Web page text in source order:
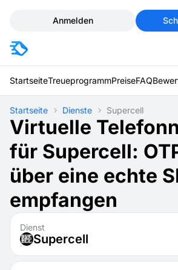
Anmelden
StartseiteTreueprogrammPreiseFAQ
Startseite Dienste Supercell
Virtuelle
für Supercell:
über eine echte
empfangen
Dienst
Supercell